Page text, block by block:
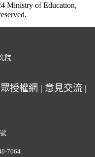
Ministry of Education,
授權網 | 意見交流 |
7064